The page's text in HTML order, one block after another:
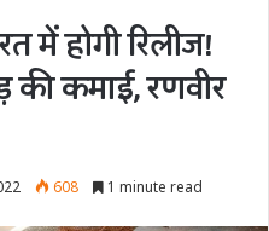
में होगी रिलीज!
कमाई, रणवीर
608 1 minute read